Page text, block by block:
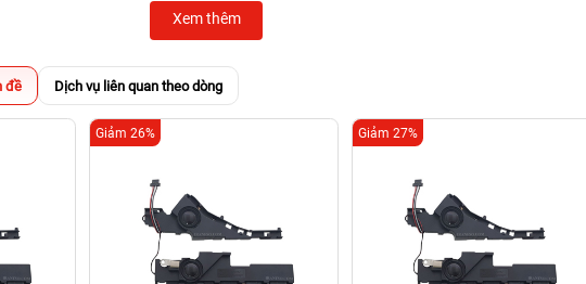
Xem thêm
đề Dịch vụ liên quan theo dòng
Giảm 26% Giảm 27%